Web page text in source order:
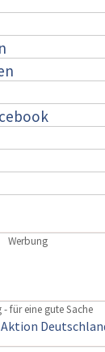
Werbung
- für eine gute Sache